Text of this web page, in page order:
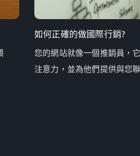
如何正確的做國際行銷?
您的網站就像一個推銷員，
注意力，並為他們提供與您